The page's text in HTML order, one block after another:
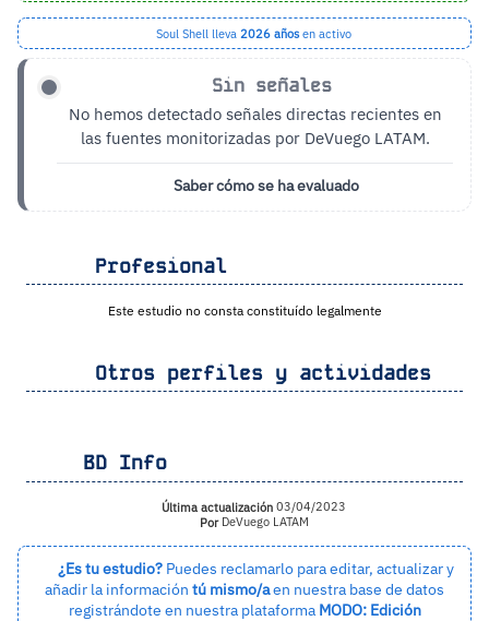
Soul Shell lleva 2026 años en activo
Sin señales
No hemos detectado señales directas recientes en
las fuentes monitorizadas por DeVuego LATAM.
Saber cómo se ha evaluado
Profesional
Este estudio no consta constituído legalmente
Otros perfiles y actividades
BD Info
Última actualización 03/04/2023
PorDeVuego LATAM
¿Es tu estudio? Puedes reclamarlo para editar, actualizar y
añadir la información tú mismo/aen nuestra base de datos
registrándote en nuestra plataforma MODO: Edición